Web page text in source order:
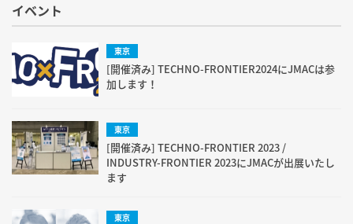
イベント
東京
[開催済み] TECHNO-FRONTIER2024にJMACは参
加します！
東京
[開催済み] TECHNO-FRONTIER 2023 /
INDUSTRY-FRONTIER 2023にJMACが出展いたし
ます
東京